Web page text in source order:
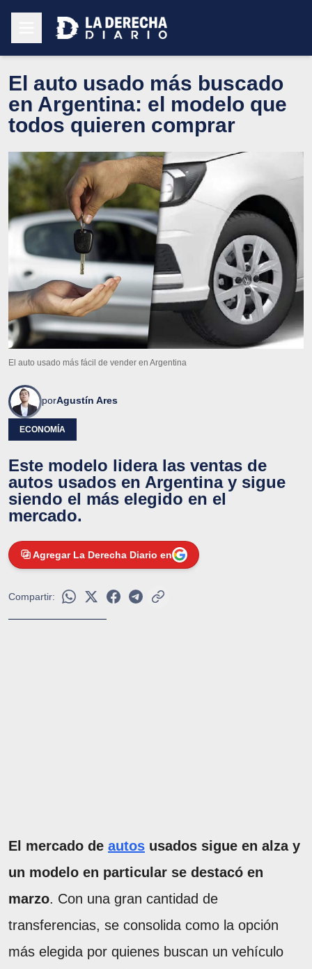
El auto usado más buscado
en Argentina: el modelo que
todos quieren comprar
El auto usado más fácil de vender en Argentina
porAgustín Ares
ECONOMÍA
Este modelo lidera las ventas de
autos usados en Argentina y sigue
siendo el más elegido en el
mercado.
Agregar La Derecha Diario en
Compartir:
El mercado de autos usados sigue en alza y
un modelo en particular se destacó en
marzo. Con una gran cantidad de
transferencias, se consolida como la opción
más elegida por quienes buscan un vehículo